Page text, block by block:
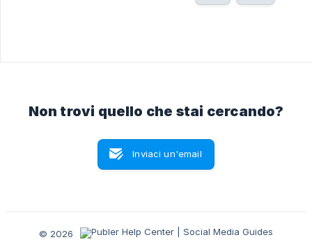
Non trovi quello che stai cercando?
Inviaci un'email
© 2026